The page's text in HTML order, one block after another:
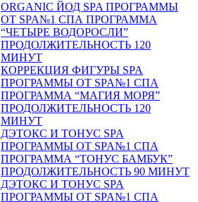
ORGANIC ЙОД SPA ПРОГРАММЫ
ОТ SPA№1 СПА ПРОГРАММА
“ЧЕТЫРЕ ВОДОРОСЛИ”
ПРОДОЛЖИТЕЛЬНОСТЬ 120
МИНУТ
КОРРЕКЦИЯ ФИГУРЫ SPA
ПРОГРАММЫ ОТ SPA№1 СПА
ПРОГРАММА “МАГИЯ МОРЯ”
ПРОДОЛЖИТЕЛЬНОСТЬ 120
МИНУТ
ДЭТОКС И ТОНУС SPA
ПРОГРАММЫ ОТ SPA№1 СПА
ПРОГРАММА “ТОНУС БАМБУК”
ПРОДОЛЖИТЕЛЬНОСТЬ 90 МИНУТ
ДЭТОКС И ТОНУС SPA
ПРОГРАММЫ ОТ SPA№1 СПА